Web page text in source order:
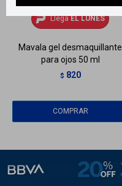
LlegaEL LUNES
Mavala gel desmaquillante
para ojos 50 ml
$ 820